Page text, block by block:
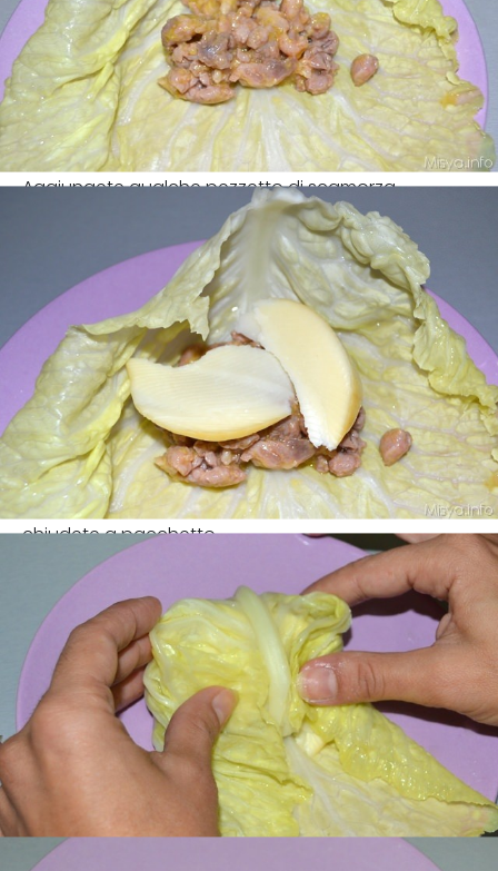
Aggiungete qualche pezzetto di scamorza
chiudete a pacchetto